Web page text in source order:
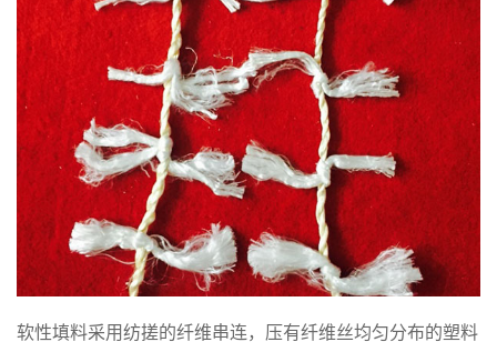
软性填料采用纺搓的纤维串连，压有纤维丝均匀分布的塑料